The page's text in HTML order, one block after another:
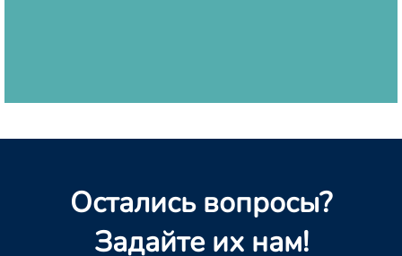
Остались вопросы?
Задайте их нам!